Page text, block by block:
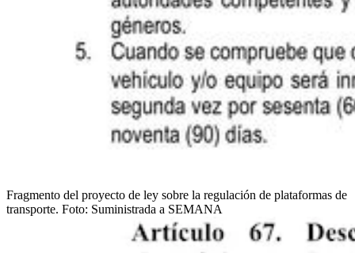
Fragmento del proyecto de ley sobre la regulación de plataformas de
transporte. Foto: Suministrada a SEMANA